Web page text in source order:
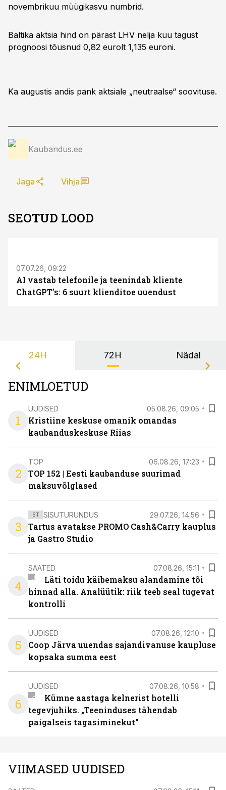
novembrikuu müügikasvu numbrid.
Baltika aktsia hind on pärast LHV nelja kuu tagust
prognoosi tõusnud 0,82 eurolt 1,135 euroni.
Ka augustis andis pank aktsiale „neutraalse“ soovituse.
Kaubandus.ee
Jaga Vihja
SEOTUD LOOD
07.07.26, 09:22
AI vastab telefonile ja teenindab kliente
ChatGPT’s: 6 suurt klienditoe uuendust
24H 72H Nädal
ENIMLOETUD
1
UUDISED 05.08.26, 09:05
Kristiine keskuse omanik omandas
kaubanduskeskuse Riias
2
TOP 06.08.26, 17:23
TOP 152 | Eesti kaubanduse suurimad
maksuvõlglased
3
ST SISUTURUNDUS 29.07.26, 14:56
Tartus avatakse PROMO Cash&Carry kauplus
ja Gastro Studio
4
SAATED 07.08.26, 15:11
Läti toidu käibemaksu alandamine tõi
hinnad alla. Analüütik: riik teeb seal tugevat
kontrolli
5
UUDISED 07.08.26, 12:10
Coop Järva uuendas sajandivanuse kaupluse
kopsaka summa eest
6
UUDISED 07.08.26, 10:58
Kümne aastaga kelnerist hotelli
tegevjuhiks. „Teeninduses tähendab
paigalseis tagasiminekut“
VIIMASED UUDISED